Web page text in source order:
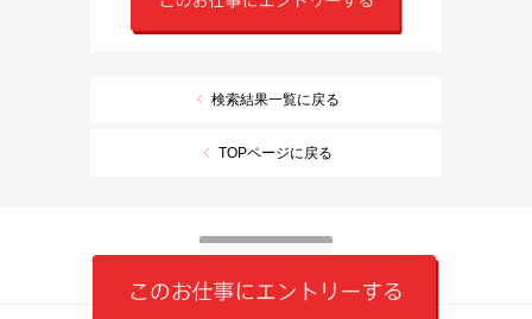
検索結果一覧に戻る
TOPページに戻る